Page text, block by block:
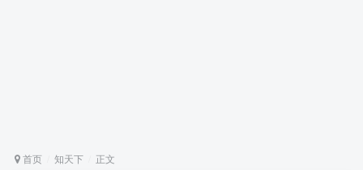
首页 知天下 正文